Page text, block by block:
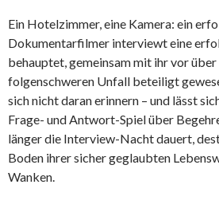
Ein Hotelzimmer, eine Kamera: ein
Dokumentarfilmer interviewt eine
behauptet, gemeinsam mit ihr vor über
folgenschweren Unfall beteiligt
sich nicht daran erinnern – und lässt
Frage- und Antwort-Spiel über
länger die Interview-Nacht dauert,
Boden ihrer sicher geglaubten
Wanken.